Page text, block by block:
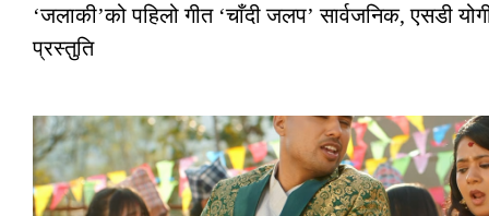
‘जलाकी’को पहिलो गीत ‘चाँदी जलप’ सार्वजनिक, एसडी
प्रस्तुति